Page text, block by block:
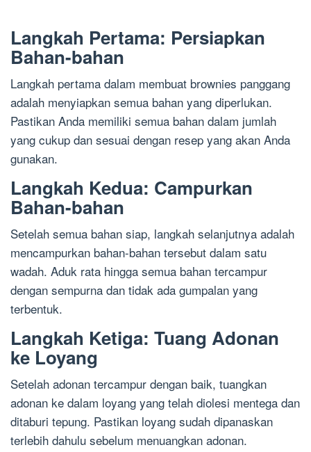
Langkah Pertama: Persiapkan
Bahan-bahan
Langkah pertama dalam membuat brownies panggang
adalah menyiapkan semua bahan yang diperlukan.
Pastikan Anda memiliki semua bahan dalam jumlah
yang cukup dan sesuai dengan resep yang akan Anda
gunakan.
Langkah Kedua: Campurkan
Bahan-bahan
Setelah semua bahan siap, langkah selanjutnya adalah
mencampurkan bahan-bahan tersebut dalam satu
wadah. Aduk rata hingga semua bahan tercampur
dengan sempurna dan tidak ada gumpalan yang
terbentuk.
Langkah Ketiga: Tuang Adonan
ke Loyang
Setelah adonan tercampur dengan baik, tuangkan
adonan ke dalam loyang yang telah diolesi mentega dan
ditaburi tepung. Pastikan loyang sudah dipanaskan
terlebih dahulu sebelum menuangkan adonan.